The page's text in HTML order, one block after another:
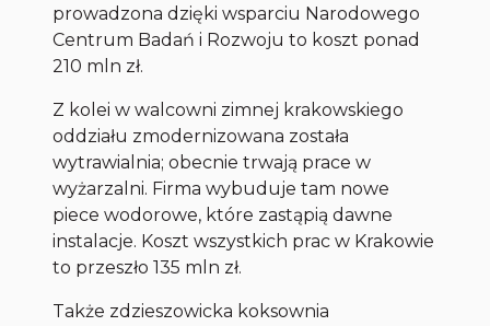
prowadzona dzięki wsparciu Narodowego
Centrum Badań i Rozwoju to koszt ponad
210 mln zł.
Z kolei w walcowni zimnej krakowskiego
oddziału zmodernizowana została
wytrawialnia; obecnie trwają prace w
wyżarzalni. Firma wybuduje tam nowe
piece wodorowe, które zastąpią dawne
instalacje. Koszt wszystkich prac w Krakowie
to przeszło 135 mln zł.
Także zdzieszowicka koksownia